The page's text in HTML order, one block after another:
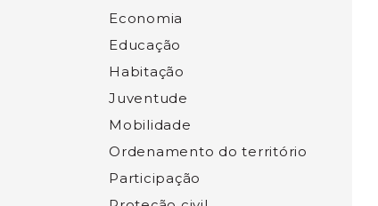
Economia
Educação
Habitação
Juventude
Mobilidade
Ordenamento do território
Participação